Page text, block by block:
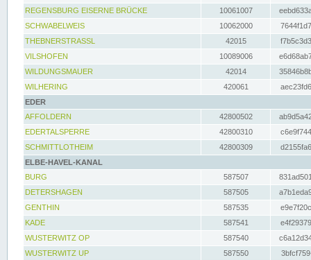
REGENSBURG EISERNE BRÜCKE
10061007
SCHWABELWEIS
10062000
THEBNERSTRASSL
42015
VILSHOFEN
10089006
WILDUNGSMAUER
42014
WILHERING
420061
EDER
AFFOLDERN
42800502
EDERTALSPERRE
42800310
SCHMITTLOTHEIM
42800309
ELBE-HAVEL-KANAL
BURG
587507
DETERSHAGEN
587505
GENTHIN
587535
KADE
587541
WUSTERWITZ OP
587540
WUSTERWITZ UP
587550